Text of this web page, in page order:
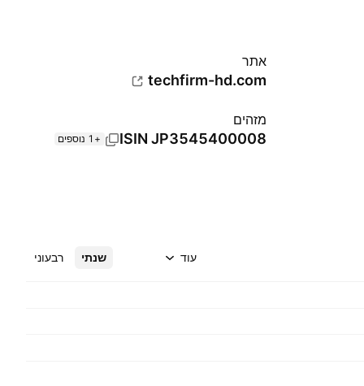
אתר‏
techfirm-hd.com
מזהים
ISIN JP3545400008 +1 נוספים
שנתי רבעוני עוד